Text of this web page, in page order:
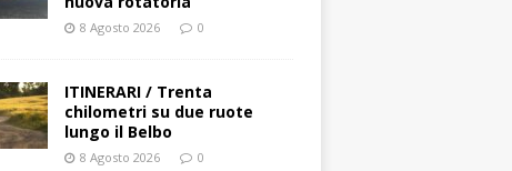
8 Agosto 2026 0
ITINERARI / Trenta
chilometri su due ruote
lungo il Belbo
8 Agosto 2026 0